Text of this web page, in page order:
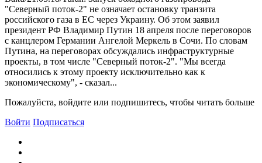
"Северный поток-2" не означает остановку транзита
российского газа в ЕС через Украину. Об этом заявил
президент РФ Bладимир Путин 18 апреля после переговоров
с канцлером Германии Ангелой Меркель в Сочи. По словам
Путина, на переговорах обсуждались инфраструктурные
проекты, в том числе "Северный поток-2". "Мы всегда
относились к этому проекту исключительно как к
экономическому", - сказал...
Пожалуйста, войдите или подпишитесь, чтобы читать больше
Войти Подписаться